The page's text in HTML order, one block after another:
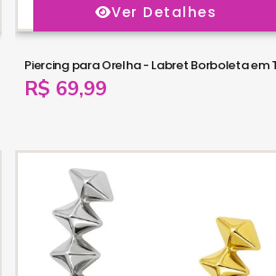
Ver Detalhes
R$ 69,99